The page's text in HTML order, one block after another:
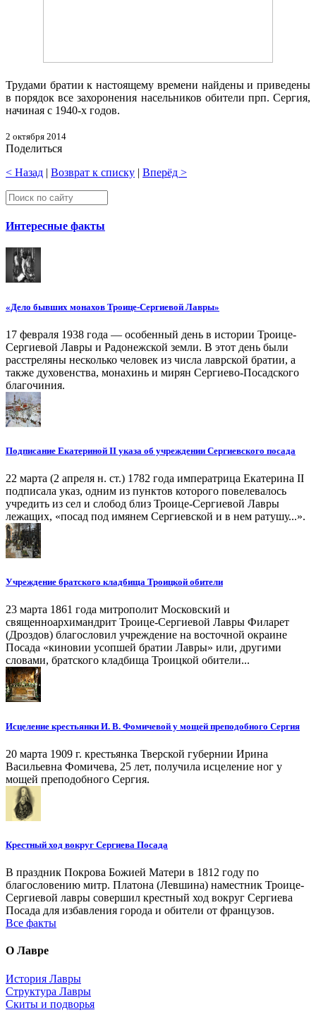
Трудами братии к настоящему времени найдены и приведены
в порядок все захоронения насельников обители прп. Сергия,
начиная с 1940-х годов.
2 октября 2014
Поделиться
< Назад | Возврат к списку | Вперёд >
Интересные факты
«Дело бывших монахов Троице-Сергиевой Лавры»
17 февраля 1938 года — особенный день в истории Троице-
Сергиевой Лавры и Радонежской земли. В этот день были
расстреляны несколько человек из числа лаврской братии, а
также духовенства, монахинь и мирян Сергиево-Посадского
благочиния.
Подписание Екатериной II указа об учреждении Сергиевского посада
22 марта (2 апреля н. ст.) 1782 года императрица Екатерина II
подписала указ, одним из пунктов которого повелевалось
учредить из сел и слобод близ Троице-Сергиевой Лавры
лежащих, «посад под имянем Сергиевской и в нем ратушу...».
Учреждение братского кладбища Троицкой обители
23 марта 1861 года митрополит Московский и
священноархимандрит Троице-Сергиевой Лавры Филарет
(Дроздов) благословил учреждение на восточной окраине
Посада «киновии усопшей братии Лавры» или, другими
словами, братского кладбища Троицкой обители...
Исцеление крестьянки И. В. Фомичевой у мощей преподобного Сергия
20 марта 1909 г. крестьянка Тверской губернии Ирина
Васильевна Фомичева, 25 лет, получила исцеление ног у
мощей преподобного Сергия.
Крестный ход вокруг Сергиева Посада
В праздник Покрова Божией Матери в 1812 году по
благословению митр. Платона (Левшина) наместник Троице-
Сергиевой лавры совершил крестный ход вокруг Сергиева
Посада для избавления города и обители от французов.
Все факты
О Лавре
История Лавры
Структура Лавры
Скиты и подворья